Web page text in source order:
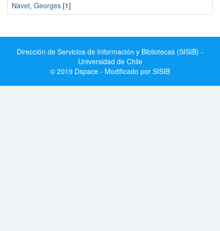
Navet, Georges [1]
Dirección de Servicios de Información y Bibliotecas (SISIB) -
Universidad de Chile
© 2019 Dspace - Modificado por SISIB